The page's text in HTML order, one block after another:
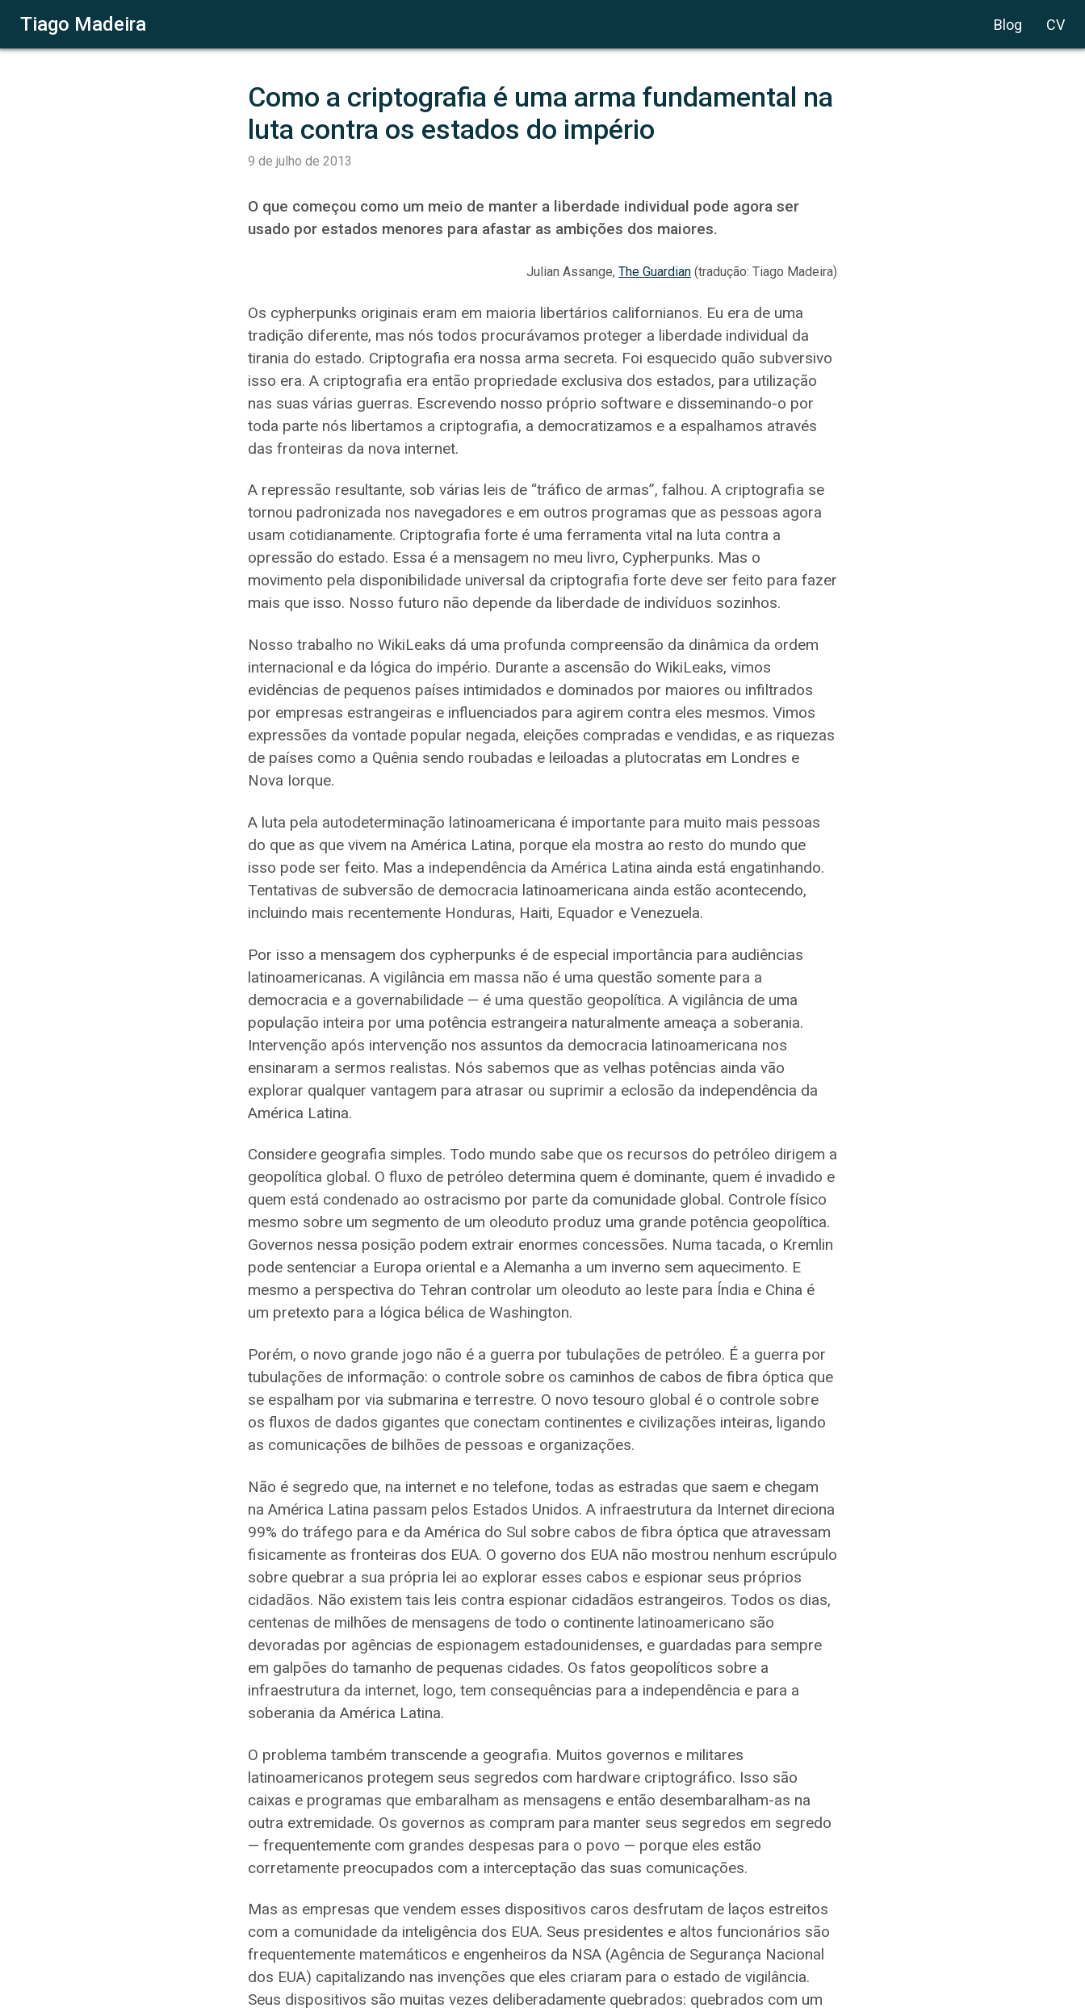
Tiago Madeira Blog CV
Como a criptografia é uma arma fundamental na
luta contra os estados do império
9 de julho de 2013
O que começou como um meio de manter a liberdade individual pode agora ser
usado por estados menores para afastar as ambições dos maiores.
Julian Assange, The Guardian (tradução: Tiago Madeira)
Os cypherpunks originais eram em maioria libertários californianos. Eu era de uma
tradição diferente, mas nós todos procurávamos proteger a liberdade individual da
tirania do estado. Criptografia era nossa arma secreta. Foi esquecido quão subversivo
isso era. A criptografia era então propriedade exclusiva dos estados, para utilização
nas suas várias guerras. Escrevendo nosso próprio software e disseminando-o por
toda parte nós libertamos a criptografia, a democratizamos e a espalhamos através
das fronteiras da nova internet.
A repressão resultante, sob várias leis de “tráfico de armas”, falhou. A criptografia se
tornou padronizada nos navegadores e em outros programas que as pessoas agora
usam cotidianamente. Criptografia forte é uma ferramenta vital na luta contra a
opressão do estado. Essa é a mensagem no meu livro, Cypherpunks. Mas o
movimento pela disponibilidade universal da criptografia forte deve ser feito para fazer
mais que isso. Nosso futuro não depende da liberdade de indivíduos sozinhos.
Nosso trabalho no WikiLeaks dá uma profunda compreensão da dinâmica da ordem
internacional e da lógica do império. Durante a ascensão do WikiLeaks, vimos
evidências de pequenos países intimidados e dominados por maiores ou infiltrados
por empresas estrangeiras e influenciados para agirem contra eles mesmos. Vimos
expressões da vontade popular negada, eleições compradas e vendidas, e as riquezas
de países como a Quênia sendo roubadas e leiloadas a plutocratas em Londres e
Nova Iorque.
A luta pela autodeterminação latinoamericana é importante para muito mais pessoas
do que as que vivem na América Latina, porque ela mostra ao resto do mundo que
isso pode ser feito. Mas a independência da América Latina ainda está engatinhando.
Tentativas de subversão de democracia latinoamericana ainda estão acontecendo,
incluindo mais recentemente Honduras, Haiti, Equador e Venezuela.
Por isso a mensagem dos cypherpunks é de especial importância para audiências
latinoamericanas. A vigilância em massa não é uma questão somente para a
democracia e a governabilidade — é uma questão geopolítica. A vigilância de uma
população inteira por uma potência estrangeira naturalmente ameaça a soberania.
Intervenção após intervenção nos assuntos da democracia latinoamericana nos
ensinaram a sermos realistas. Nós sabemos que as velhas potências ainda vão
explorar qualquer vantagem para atrasar ou suprimir a eclosão da independência da
América Latina.
Considere geografia simples. Todo mundo sabe que os recursos do petróleo dirigem a
geopolítica global. O fluxo de petróleo determina quem é dominante, quem é invadido e
quem está condenado ao ostracismo por parte da comunidade global. Controle físico
mesmo sobre um segmento de um oleoduto produz uma grande potência geopolítica.
Governos nessa posição podem extrair enormes concessões. Numa tacada, o Kremlin
pode sentenciar a Europa oriental e a Alemanha a um inverno sem aquecimento. E
mesmo a perspectiva do Tehran controlar um oleoduto ao leste para Índia e China é
um pretexto para a lógica bélica de Washington.
Porém, o novo grande jogo não é a guerra por tubulações de petróleo. É a guerra por
tubulações de informação: o controle sobre os caminhos de cabos de fibra óptica que
se espalham por via submarina e terrestre. O novo tesouro global é o controle sobre
os fluxos de dados gigantes que conectam continentes e civilizações inteiras, ligando
as comunicações de bilhões de pessoas e organizações.
Não é segredo que, na internet e no telefone, todas as estradas que saem e chegam
na América Latina passam pelos Estados Unidos. A infraestrutura da Internet direciona
99% do tráfego para e da América do Sul sobre cabos de fibra óptica que atravessam
fisicamente as fronteiras dos EUA. O governo dos EUA não mostrou nenhum escrúpulo
sobre quebrar a sua própria lei ao explorar esses cabos e espionar seus próprios
cidadãos. Não existem tais leis contra espionar cidadãos estrangeiros. Todos os dias,
centenas de milhões de mensagens de todo o continente latinoamericano são
devoradas por agências de espionagem estadounidenses, e guardadas para sempre
em galpões do tamanho de pequenas cidades. Os fatos geopolíticos sobre a
infraestrutura da internet, logo, tem consequências para a independência e para a
soberania da América Latina.
O problema também transcende a geografia. Muitos governos e militares
latinoamericanos protegem seus segredos com hardware criptográfico. Isso são
caixas e programas que embaralham as mensagens e então desembaralham-as na
outra extremidade. Os governos as compram para manter seus segredos em segredo
— frequentemente com grandes despesas para o povo — porque eles estão
corretamente preocupados com a interceptação das suas comunicações.
Mas as empresas que vendem esses dispositivos caros desfrutam de laços estreitos
com a comunidade da inteligência dos EUA. Seus presidentes e altos funcionários são
frequentemente matemáticos e engenheiros da NSA (Agência de Segurança Nacional
dos EUA) capitalizando nas invenções que eles criaram para o estado de vigilância.
Seus dispositivos são muitas vezes deliberadamente quebrados: quebrados com um